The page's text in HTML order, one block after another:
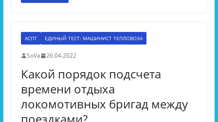
АСПТ ЕДИНЫЙ ТЕСТ: МАШИНИСТ ТЕПЛОВОЗА
SoVa 26.04.2022
Какой порядок подсчета
времени отдыха
локомотивных бригад между